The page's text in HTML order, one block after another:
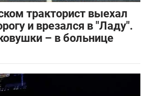
тракторист выехал
и врезался в "Ладу".
– в больнице